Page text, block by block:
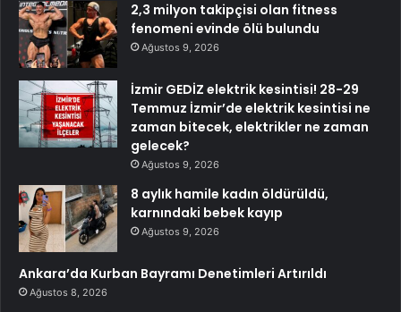
2,3 milyon takipçisi olan fitness
fenomeni evinde ölü bulundu
Ağustos 9, 2026
İzmir GEDİZ elektrik kesintisi! 28-29
Temmuz İzmir’de elektrik kesintisi ne
zaman bitecek, elektrikler ne zaman
gelecek?
Ağustos 9, 2026
8 aylık hamile kadın öldürüldü,
karnındaki bebek kayıp
Ağustos 9, 2026
Ankara’da Kurban Bayramı Denetimleri Artırıldı
Ağustos 8, 2026